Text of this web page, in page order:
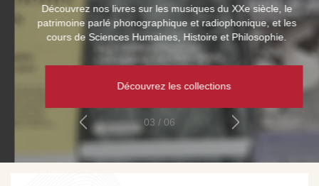
Découvrez nos livres sur les musiques du XXe siècle, le
patrimoine parlé phonographique et radiophonique, et les
cours de Sciences Humaines, Histoire et Philosophie.
Découvrez les collections
04 / 06